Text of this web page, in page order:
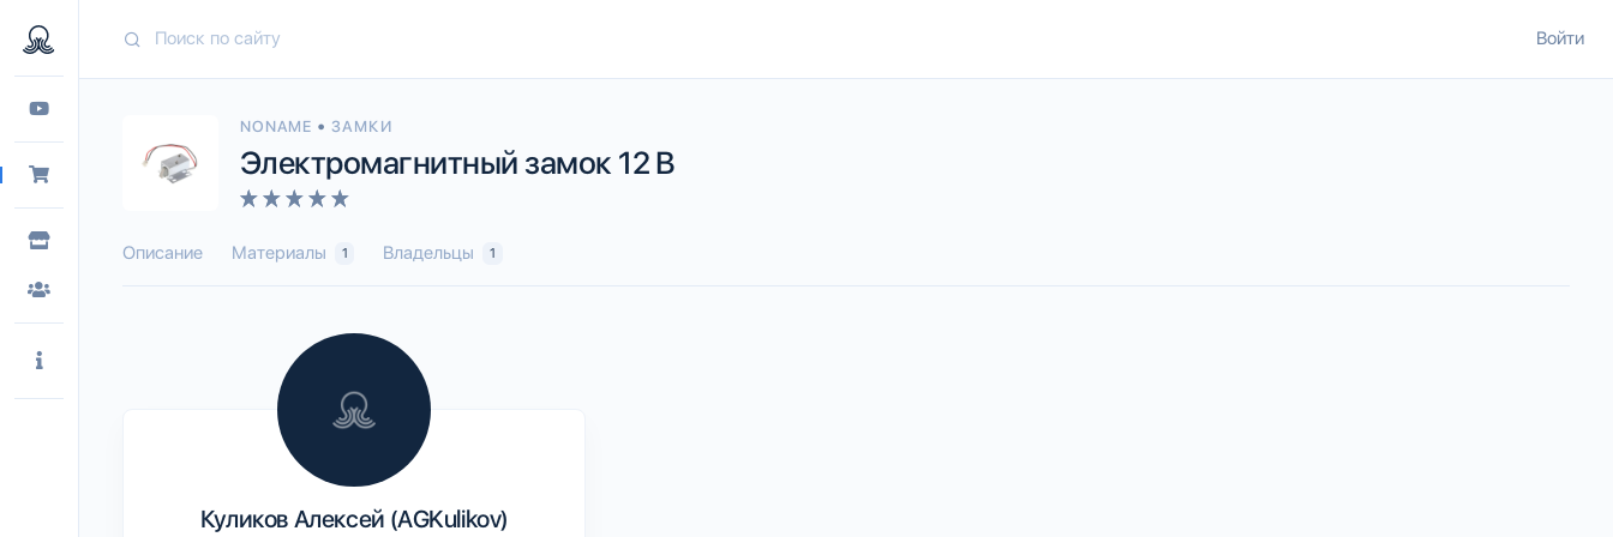
Войти
NONAME • ЗАМКИ
Электромагнитный замок 12 В
Описание Материалы 1 Владельцы 1
Куликов Алексей (AGKulikov)